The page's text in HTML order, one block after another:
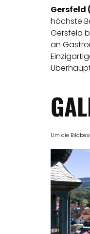
Gersfeld
höchste
Gersfeld
an
Um die